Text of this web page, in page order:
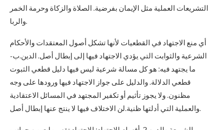
التشريعات العملية مثل الإيمان بفرضية. الصلاة والزكاة وحرمة الخمر
والربا.
أي منع الاجتهاد في القطعيات لأنها تشكل أصول المعتقدات والأحكام
الشرعية والثوابت التي يؤدي الاجتهاد فيها إلى إبطال أصل. الدين.ب-
ما يجتهد فيه: هو كل مسالة شرعية ليس فيها دليل قطعي الثبوت
قطعي الدلالة. والدليل على جواز الاجتهاد فيها ورودها على وجه
مظنون. ولا يجوز تأثيم أو تكفير المجتهد في المسائل الاعتقادية
والعملية التي أدلتها ظنية.لن الاختلاف فيها لا ينتج عنها إبطال أصل.